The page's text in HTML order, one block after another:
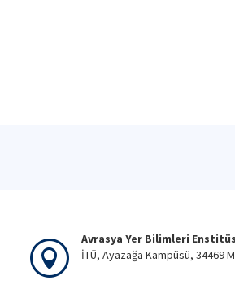
Avrasya Yer Bilimleri
İTÜ, Ayazağa Kampüsü, 34469